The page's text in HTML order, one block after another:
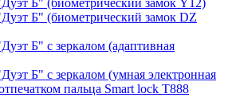
Б" (биометрический замок DZ
Б" с зеркалом (адаптивная
Б" с зеркалом (умная электронная
пальца Smart lock T888